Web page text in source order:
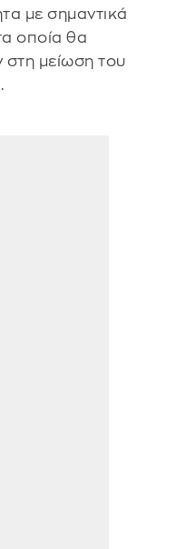
με σημαντικά
οποία θα
μείωση του